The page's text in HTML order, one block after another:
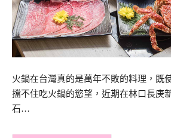
火鍋在台灣真的是萬年不敗的料理，既
擋不住吃火鍋的慾望，近期在林口長庚
石…